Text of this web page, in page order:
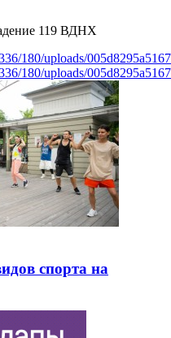
119 ВДНХ
180/uploads/
180/uploads/
спорта на